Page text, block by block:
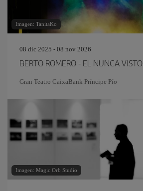
Imagen: TanitaKo
08 dic 2025 - 08 nov 2026
BERTO ROMERO - EL NUNCA VISTO
Gran Teatro CaixaBank Príncipe Pío
Imagen: Magic Orb Studio